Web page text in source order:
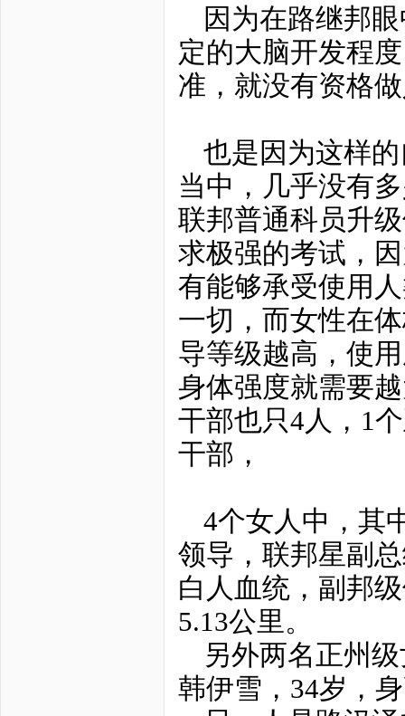
因为在路继邦
定的大脑开发程
准，就没有资格
也是因为这样
当中，几乎没有
联邦普通科员升
求极强的考试，
有能够承受使用
一切，而女性在
导等级越高，使
身体强度就需要
干部也只4人，1
干部，
4个女人中，其
领导，联邦星副
白人血统，副邦
5.13公里。
另外两名正州
韩伊雪，34岁，